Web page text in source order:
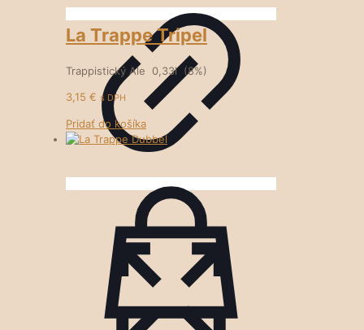
La Trappe Tripel
Trappistický Ale 0,33l (8%)
3,15 € s DPH
Pridať do košíka